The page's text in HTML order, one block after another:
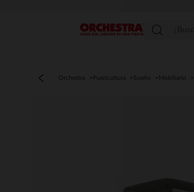
Menú
Orchestra Puericultura Sueño Mobiliario